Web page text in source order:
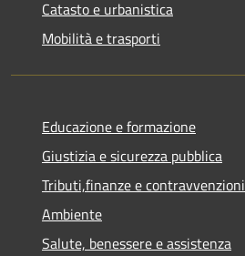
Catasto e urbanistica
Mobilità e trasporti
Educazione e formazione
Giustizia e sicurezza pubblica
Tributi,finanze e contravvenzioni
Ambiente
Salute, benessere e assistenza